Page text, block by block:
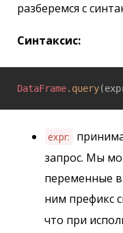
разберемся с
Синтаксис:
DataFrame.query
expr:
запрос. Мы
переменные в
ним префикс
что при